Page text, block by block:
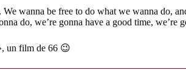
We wanna be free to do what we wanna do,
do, we’re gonna have a good time, we’re
un film de 66 😉